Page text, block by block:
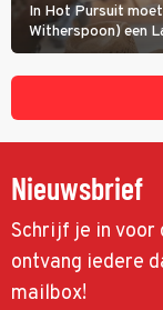
In Hot Pursuit
Witherspoon) een
Vergara)
maffiatypes.
Nieuwsbrief
Schrijf je in voor
ontvang iedere
mailbox!